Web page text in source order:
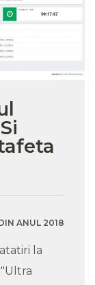
ANUL 2018
la